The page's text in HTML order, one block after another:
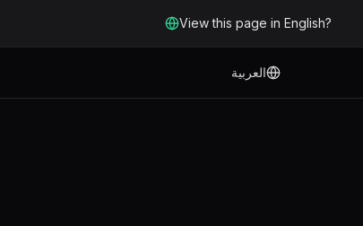
View this page in English?
العربية